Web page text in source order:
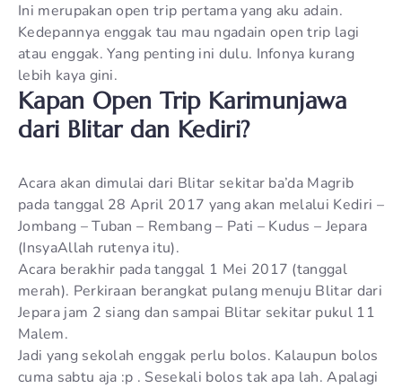
Ini merupakan open trip pertama yang aku adain.
Kedepannya enggak tau mau ngadain open trip lagi
atau enggak. Yang penting ini dulu. Infonya kurang
lebih kaya gini.
Kapan Open Trip Karimunjawa
dari Blitar dan Kediri?
Acara akan dimulai dari Blitar sekitar ba’da Magrib
pada tanggal 28 April 2017 yang akan melalui Kediri –
Jombang – Tuban – Rembang – Pati – Kudus – Jepara
(InsyaAllah rutenya itu).
Acara berakhir pada tanggal 1 Mei 2017 (tanggal
merah). Perkiraan berangkat pulang menuju Blitar dari
Jepara jam 2 siang dan sampai Blitar sekitar pukul 11
Malem.
Jadi yang sekolah enggak perlu bolos. Kalaupun bolos
cuma sabtu aja :p . Sesekali bolos tak apa lah. Apalagi